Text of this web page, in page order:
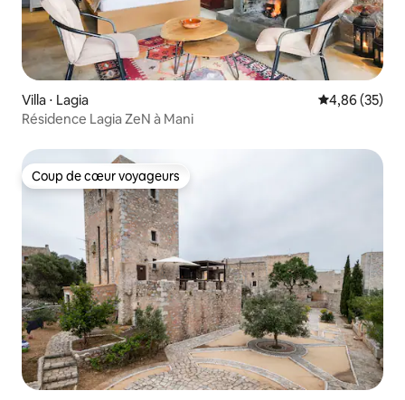
Villa ⋅ Lagia Évaluation
4,86 (35)
Résidence Lagia ZeN à Mani
Coup de cœur voyageurs
Coup de cœur voyageurs